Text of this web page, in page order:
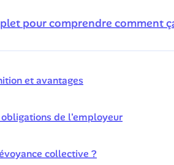
pour comprendre comment
et avantages
de l'employeur
collective ?